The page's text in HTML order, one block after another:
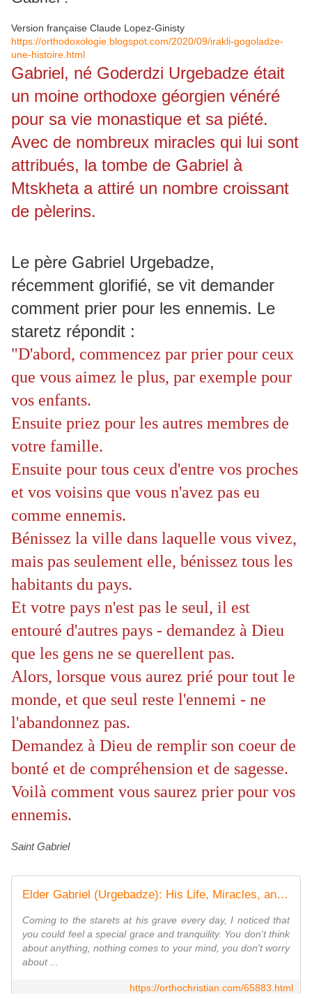
Version française Claude Lopez-Ginisty
https://orthodoxologie.blogspot.com/2020/09/irakli-gogoladze-
une-histoire.html
Gabriel, né Goderdzi Urgebadze était
un moine orthodoxe géorgien vénéré
pour sa vie monastique et sa piété.
Avec de nombreux miracles qui lui sont
attribués, la tombe de Gabriel à
Mtskheta a attiré un nombre croissant
de pèlerins.
Le père Gabriel Urgebadze,
récemment glorifié, se vit demander
comment prier pour les ennemis. Le
staretz répondit :
"D'abord, commencez par prier pour ceux
que vous aimez le plus, par exemple pour
vos enfants.
Ensuite priez pour les autres membres de
votre famille.
Ensuite pour tous ceux d'entre vos proches
et vos voisins que vous n'avez pas eu
comme ennemis.
Bénissez la ville dans laquelle vous vivez,
mais pas seulement elle, bénissez tous les
habitants du pays.
Et votre pays n'est pas le seul, il est
entouré d'autres pays - demandez à Dieu
que les gens ne se querellent pas.
Alors, lorsque vous aurez prié pour tout le
monde, et que seul reste l'ennemi - ne
l'abandonnez pas.
Demandez à Dieu de remplir son coeur de
bonté et de compréhension et de sagesse.
Voilà comment vous saurez prier pour vos
ennemis.
Saint Gabriel
Elder Gabriel (Urgebadze): His Life, Miracles, and Service after his Death. Larisa Khrustalyeva
Coming to the starets at his grave every day, I noticed that
you could feel a special grace and tranquility. You don't think
about anything, nothing comes to your mind, you don't worry
about ...
https://orthochristian.com/65883.html